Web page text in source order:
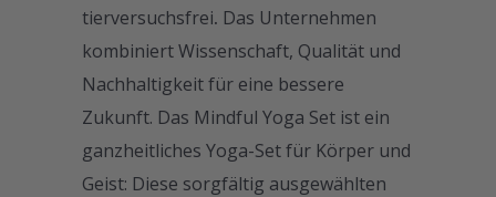
tierversuchsfrei. Das Unternehmen
kombiniert Wissenschaft, Qualität und
Nachhaltigkeit für eine bessere
Zukunft. Das Mindful Yoga Set ist ein
ganzheitliches Yoga-Set für Körper und
Geist: Diese sorgfältig ausgewählten